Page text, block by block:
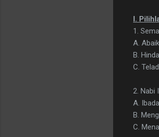
I.
1.
A.
B.
C.
2. Nabi
A.
B.
C.